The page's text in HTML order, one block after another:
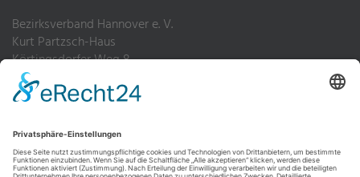
Bezirksverband Hannover e. V.
Kurt Partzsch-Haus
Körtingsdorfer Weg 8
30455 Hannover
Fax: 0511 4952-200
Impressum